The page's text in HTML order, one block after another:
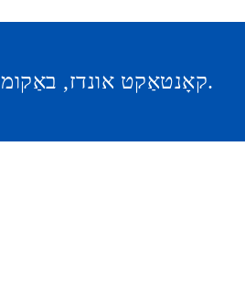
קאָנטאַקט אונדז, באַקומען קוואַליטעט פּראָדוקטן און ופמערקזאַמען סערוויס.